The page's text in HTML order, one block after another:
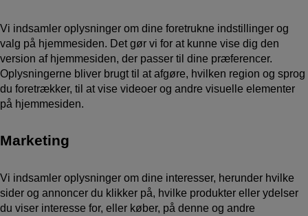
Vi indsamler oplysninger om dine foretrukne indstillinger og
valg på hjemmesiden. Det gør vi for at kunne vise dig den
version af hjemmesiden, der passer til dine præferencer.
Oplysningerne bliver brugt til at afgøre, hvilken region og sprog
du foretrækker, til at vise videoer og andre visuelle elementer
på hjemmesiden.
Marketing
Vi indsamler oplysninger om dine interesser, herunder hvilke
sider og annoncer du klikker på, hvilke produkter eller ydelser
du viser interesse for, eller køber, på denne og andre